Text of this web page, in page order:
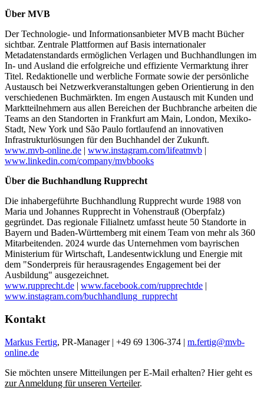
Über MVB
Der Technologie- und Informationsanbieter MVB macht Bücher
sichtbar. Zentrale Plattformen auf Basis internationaler
Metadatenstandards ermöglichen Verlagen und Buchhandlungen im
In- und Ausland die erfolgreiche und effiziente Vermarktung ihrer
Titel. Redaktionelle und werbliche Formate sowie der persönliche
Austausch bei Netzwerkveranstaltungen geben Orientierung in den
verschiedenen Buchmärkten. Im engen Austausch mit Kunden und
Marktteilnehmern aus allen Bereichen der Buchbranche arbeiten die
Teams an den Standorten in Frankfurt am Main, London, Mexiko-
Stadt, New York und São Paulo fortlaufend an innovativen
Infrastrukturlösungen für den Buchhandel der Zukunft.
www.mvb-online.de | www.instagram.com/lifeatmvb |
www.linkedin.com/company/mvbbooks
Über die Buchhandlung Rupprecht
Die inhabergeführte Buchhandlung Rupprecht wurde 1988 von
Maria und Johannes Rupprecht in Vohenstrauß (Oberpfalz)
gegründet. Das regionale Filialnetz umfasst heute 50 Standorte in
Bayern und Baden-Württemberg mit einem Team von mehr als 360
Mitarbeitenden. 2024 wurde das Unternehmen vom bayrischen
Ministerium für Wirtschaft, Landesentwicklung und Energie mit
dem "Sonderpreis für herausragendes Engagement bei der
Ausbildung" ausgezeichnet.
www.rupprecht.de | www.facebook.com/rupprechtde |
www.instagram.com/buchhandlung_rupprecht
Kontakt
Markus Fertig, PR-Manager | +49 69 1306-374 | m.fertig@mvb-
online.de
Sie möchten unsere Mitteilungen per E-Mail erhalten? Hier geht es
zur Anmeldung für unseren Verteiler.